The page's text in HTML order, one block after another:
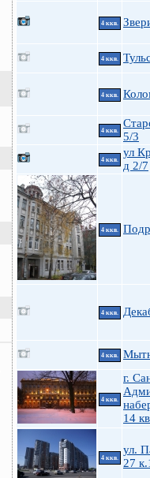
4 ккв.
4 ккв.
4 ккв.
4 ккв.
5/3
4 ккв.
ул
д 2/7
4 ккв.
4 ккв.
4 ккв.
4 ккв.
г.
14
4 ккв.
ул.
27